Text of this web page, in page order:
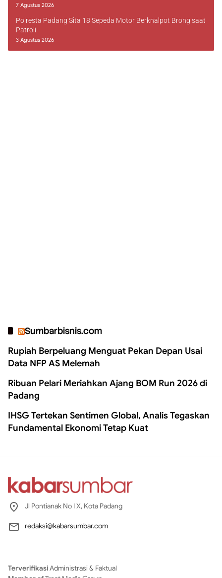
7 Agustus 2026
Polresta Padang Sita 18 Sepeda Motor Berknalpot Brong saat
Patroli
3 Agustus 2026
Sumbarbisnis.com
Rupiah Berpeluang Menguat Pekan Depan Usai
Data NFP AS Melemah
Ribuan Pelari Meriahkan Ajang BOM Run 2026 di
Padang
IHSG Tertekan Sentimen Global, Analis Tegaskan
Fundamental Ekonomi Tetap Kuat
Jl Pontianak No I X, Kota Padang
redaksi@kabarsumbar.com
TerverifikasiAdministrasi & Faktual